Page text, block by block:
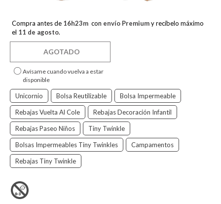
Compra antes de 16h23m con envío Premiumy recíbelo máximo
el 11 de agosto.
Avísame cuando vuelva a estar
disponible
AGOTADO
Unicornio Bolsa Reutilizable Bolsa Impermeable
Rebajas Vuelta Al Cole Rebajas Decoración Infantil
Rebajas Paseo Niños Tiny Twinkle
Bolsas Impermeables Tiny Twinkles Campamentos
Rebajas Tiny Twinkle